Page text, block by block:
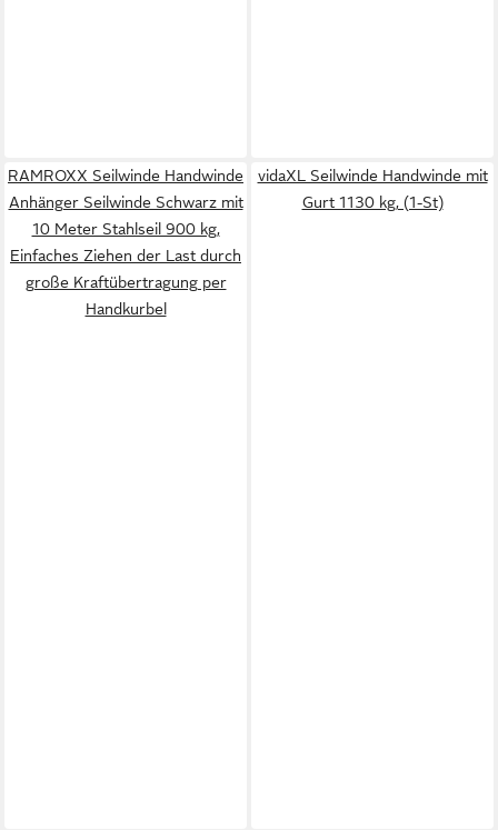
RAMROXX Seilwinde Handwinde
Anhänger Seilwinde Schwarz mit
10 Meter Stahlseil 900 kg,
Einfaches Ziehen der Last durch
große Kraftübertragung per
Handkurbel
vidaXL Seilwinde Handwinde mit
Gurt 1130 kg, (1-St)